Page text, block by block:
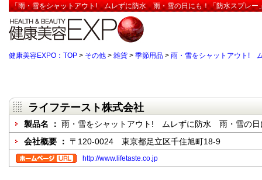
「雨・雪をシャットアウト! ムレずに防水 雨・雪の日にも！「防水スプレー
健康美容EXPO：TOP > その他 > 雑貨 > 季節用品 > 雨・雪をシャットアウト!
ライフテースト株式会社
製品名 ： 雨・雪をシャットアウト! ムレずに防水 雨・雪の日
会社概要 ： 〒120-0024 東京都足立区千住旭町18-9
http://www.lifetaste.co.jp